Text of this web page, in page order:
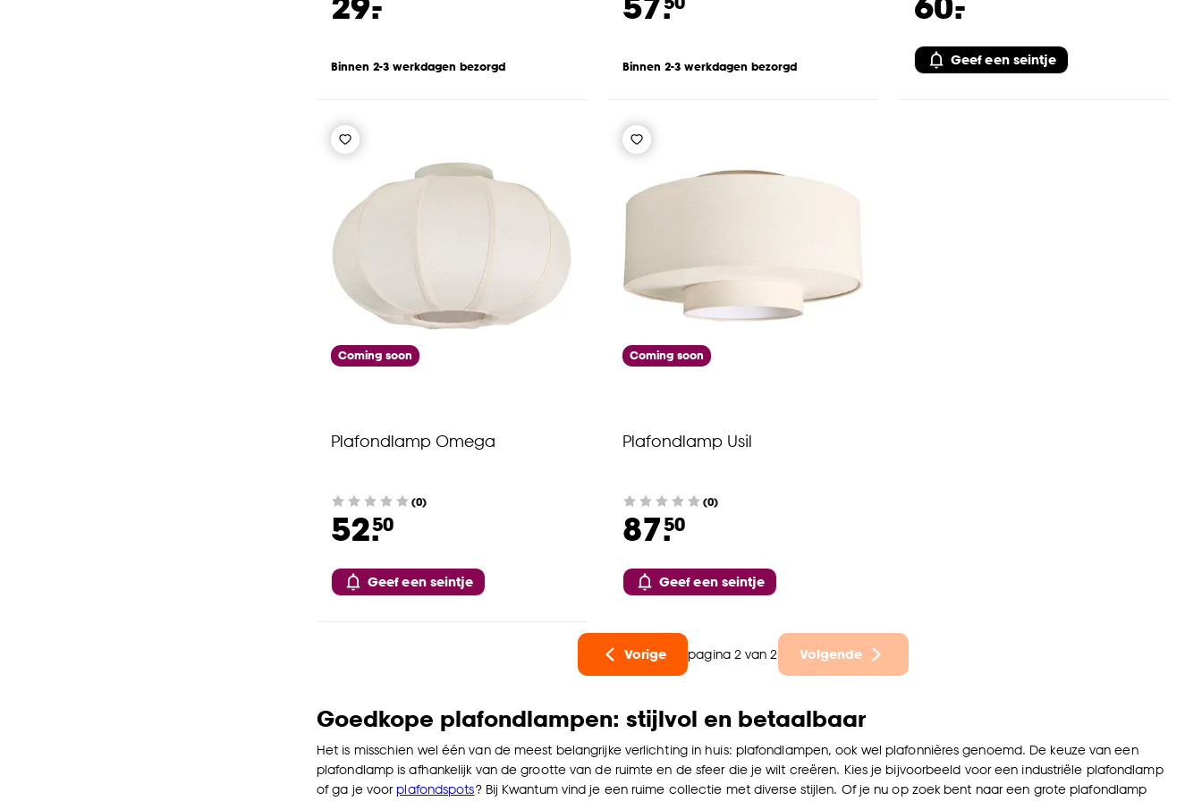
Binnen 2-3 werkdagen bezorgd Binnen 2-3 werkdagen bezorgd Geef een seintje
Coming soon
Plafondlamp Omega
(0)
52.50
Geef een seintje
Coming soon
Plafondlamp Usil
(0)
87.50
Geef een seintje
Vorige pagina 2 van 2 Volgende
Goedkope plafondlampen: stijlvol en betaalbaar
Het is misschien wel één van de meest belangrijke verlichting in huis: plafondlampen, ook wel plafonnières genoemd. De keuze van een
plafondlamp is afhankelijk van de grootte van de ruimte en de sfeer die je wilt creëren. Kies je bijvoorbeeld voor een industriële plafondlamp
of ga je voorplafondspots? Bij Kwantum vind je een ruime collectie met diverse stijlen. Of je nu op zoek bent naar een grote plafondlamp